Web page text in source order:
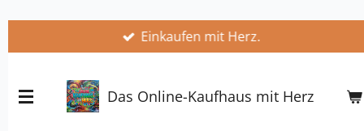
springen
Einkaufen mit Herz.
Das Online-Kaufhaus mit Herz